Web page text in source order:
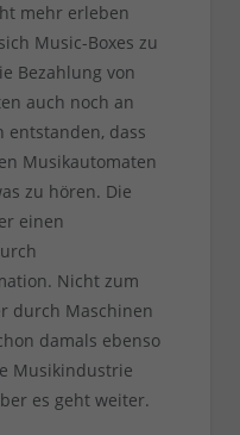
mehr erleben
Music-Boxes zu
Bezahlung von
auch noch an
entstanden, dass
Musikautomaten
zu hören. Die
einen
Nicht zum
durch Maschinen
damals ebenso
Musikindustrie
es geht weiter.